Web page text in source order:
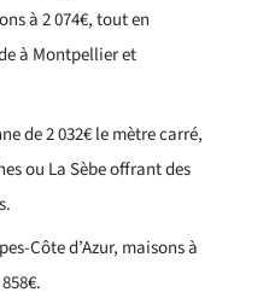
à 2 074€, tout en
à Montpellier et
de 2 032€ le mètre carré,
ou La Sèbe offrant des
Côte d’Azur, maisons à